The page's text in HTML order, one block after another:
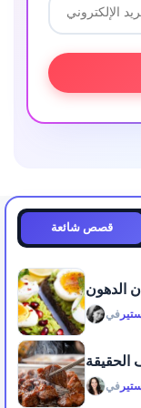
قصص شائعة
الدهون
في
في